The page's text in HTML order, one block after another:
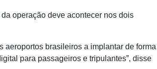
operação deve acontecer nos dois
aeroportos brasileiros a implantar de forma
para passageiros e tripulantes”, disse